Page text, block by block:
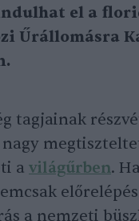
el a
Űrállomásra
tagjainak
a világűrben.
a nemzeti